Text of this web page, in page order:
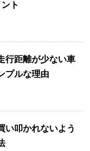
ト
行距離が少ない車
プルな理由
い叩かれないよう